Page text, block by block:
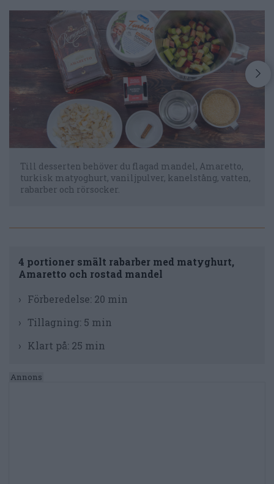
Till desserten behöver du flagad mandel, Amaretto,
turkisk matyoghurt, vaniljpulver, kanelstång, vatten,
rabarber och rörsocker.
4 portioner smält rabarber med matyghurt,
Amaretto och rostad mandel
Förberedelse: 20 min
Tillagning: 5 min
Klart på: 25 min